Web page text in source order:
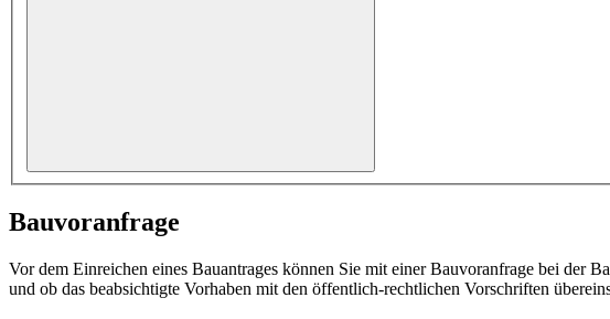
Bauvoranfrage
Vor dem Einreichen eines Bauantrages können Sie mit einer Bauvoranfrage bei der
und ob das beabsichtigte Vorhaben mit den öffentlich-rechtlichen Vorschriften